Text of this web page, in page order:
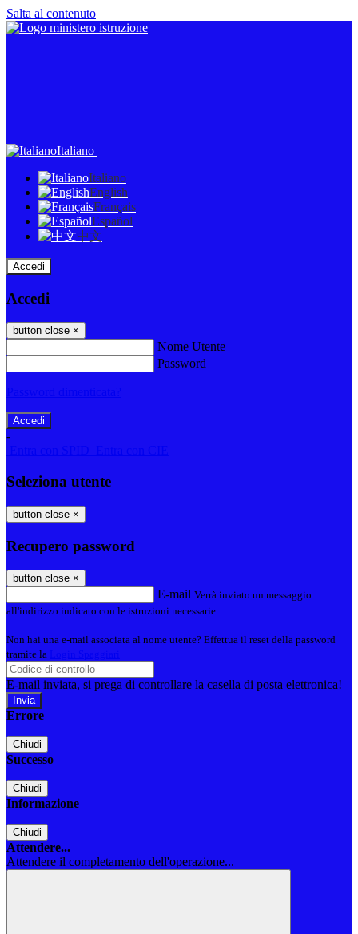
Salta al contenuto
Italiano
Italiano
English
Français
Español
中文
Accedi
Accedi
button close ×
Nome Utente
Password
-
Seleziona utente
button close ×
Recupero password
button close ×
E-mail Verrà inviato un messaggio
all'indirizzo indicato con le istruzioni necessarie.
Non hai una e-mail associata al nome utente? Effettua il reset della password
tramite la
E-mail inviata, si prega di controllare la casella di posta elettronica!
Errore
Chiudi
Successo
Chiudi
Informazione
Chiudi
Attendere...
Attendere il completamento dell'operazione...